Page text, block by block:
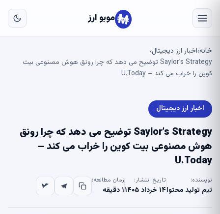
موبو ارز
خانه›اخبار ارز دیجیتال›
Saylor’s Strategy توضیح می دهد که چرا رونق هوش مصنوعی بیت
کوین را خراب می کند – U.Today
اخبار ارز دیجیتال
Saylor’s Strategy توضیح می دهد که چرا رونق
هوش مصنوعی بیت کوین را خراب می کند –
U.Today
نویسنده:
تیم تولید محتوا
تاریخ انتشار:
۱۴ خرداد ۱۴۰۵
زمان مطالعه:
۱ دقیقه